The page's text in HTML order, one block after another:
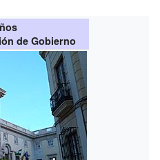
de Gobierno